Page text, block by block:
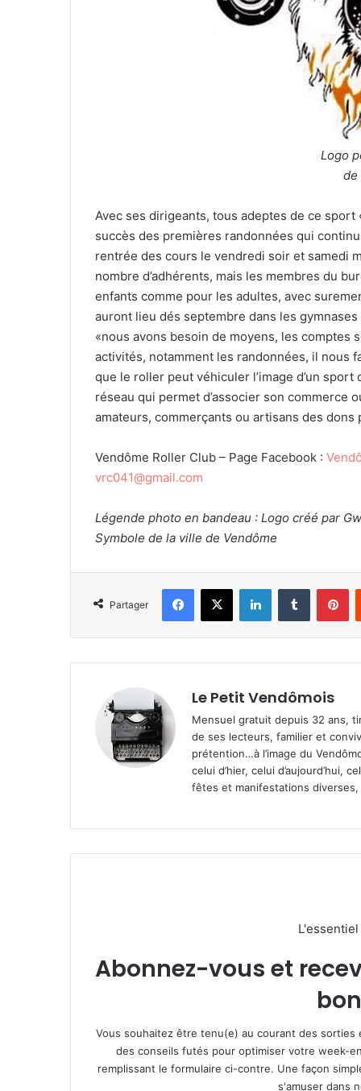
Logo
de
Avec ses dirigeants, tous adeptes de ce
succès des premières randonnées qui
rentrée des cours le vendredi soir et samedi
nombre d’adhérents, mais les membres du
enfants comme pour les adultes, avec
auront lieu dés septembre dans les
«nous avons besoin de moyens, les
activités, notamment les randonnées, il nous
que le roller peut véhiculer l’image d’un
réseau qui permet d’associer son commerce
amateurs, commerçants ou artisans des
Vendôme Roller Club – Page Facebook :
vrc041@gmail.com
Légende photo en bandeau : Logo créé par
Symbole de la ville de Vendôme
Partager
Le Petit Vendômois
Mensuel gratuit depuis 32 ans,
de ses lecteurs, familier et
prétention…à l’image du
celui d’hier, celui d’aujourd’hui,
fêtes et manifestations
Abonnez-vous et
Vous souhaitez être tenu(e) au courant des
des conseils futés pour optimiser votre week-
remplissant le formulaire ci-contre. Une façon
s'amuser dans